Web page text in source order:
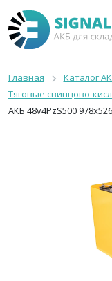
Главная
Каталог
Тяговые свинцово-
АКБ 48v4PzS500